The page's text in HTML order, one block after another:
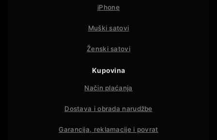
iPhone
Muški satovi
Ženski satovi
Kupovina
Način plaćanja
Dostava i obrada narudžbe
Garancija, reklamacije i povrat